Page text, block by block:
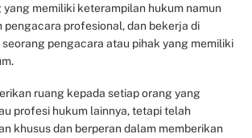
yang memiliki keterampilan hukum namun
pengacara profesional, dan bekerja di
pengacara atau pihak yang memiliki
ruang kepada setiap orang yang
profesi hukum lainnya, tetapi telah
khusus dan berperan dalam memberikan